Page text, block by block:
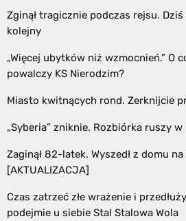
Zginął tragicznie podczas rejsu.
kolejny
„Więcej ubytków niż wzmocnień.” O
powalczy KS Nierodzim?
Miasto kwitnących rond. Zerknijcie
„Syberia” zniknie. Rozbiórka ruszy
Zaginął 82-latek. Wyszedł z domu
[AKTUALIZACJA]
Czas zatrzeć złe wrażenie i
podejmie u siebie Stal Stalowa Wola